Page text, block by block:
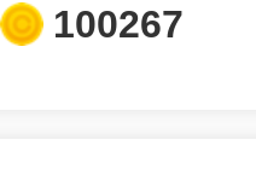
100267